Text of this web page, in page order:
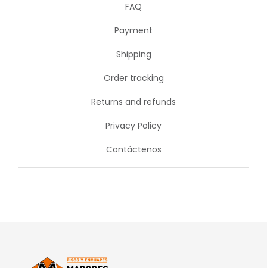
FAQ
Payment
Shipping
Order tracking
Returns and refunds
Privacy Policy
Contáctenos